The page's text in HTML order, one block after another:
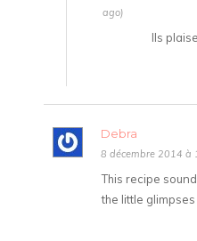
ago)
Ils
Debra
8 décembre 2014 à
This recipe
the little glimpses